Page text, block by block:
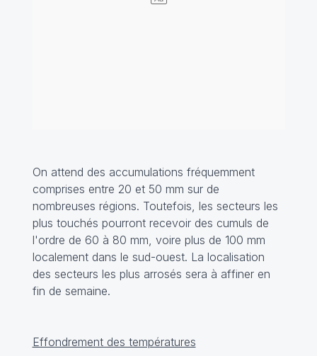
On attend des accumulations fréquemment
comprises entre 20 et 50 mm sur de
nombreuses régions. Toutefois, les secteurs les
plus touchés pourront recevoir des cumuls de
l'ordre de 60 à 80 mm, voire plus de 100 mm
localement dans le sud-ouest. La localisation
des secteurs les plus arrosés sera à affiner en
fin de semaine.
Effondrement des températures